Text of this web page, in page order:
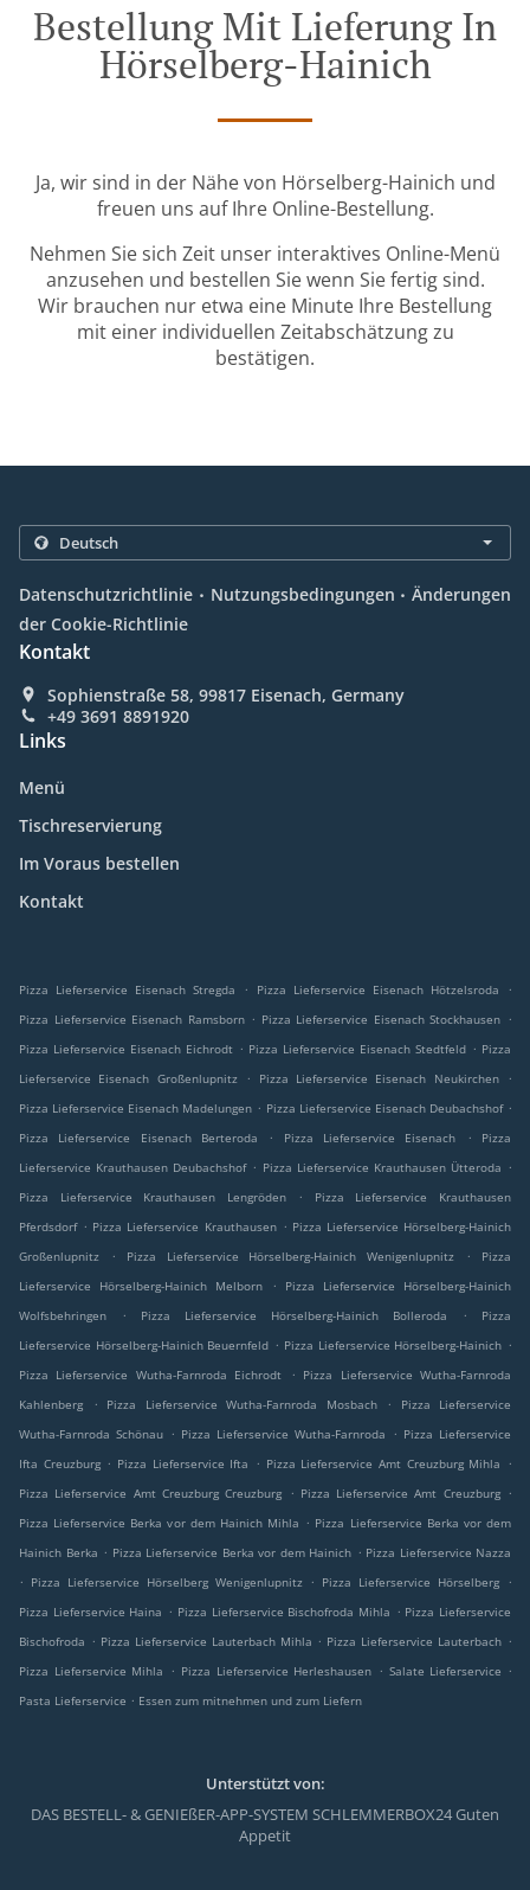
Bestellung Mit Lieferung In
Hörselberg-Hainich
Ja, wir sind in der Nähe von Hörselberg-Hainich und
freuen uns auf Ihre Online-Bestellung.
Nehmen Sie sich Zeit unser interaktives Online-Menü
anzusehen und bestellen Sie wenn Sie fertig sind.
Wir brauchen nur etwa eine Minute Ihre Bestellung
mit einer individuellen Zeitabschätzung zu
bestätigen.
Datenschutzrichtlinie . Nutzungsbedingungen . Änderungen
der Cookie-Richtlinie
Kontakt
Sophienstraße 58, 99817 Eisenach, Germany
+49 3691 8891920
Links
Menü
Tischreservierung
Im Voraus bestellen
Kontakt
Pizza Lieferservice Eisenach Stregda . Pizza Lieferservice Eisenach Hötzelsroda
.
Pizza Lieferservice Eisenach Ramsborn . Pizza Lieferservice Eisenach Stockhausen .
Pizza Lieferservice Eisenach Eichrodt . Pizza Lieferservice Eisenach Stedtfeld . Pizza
Lieferservice Eisenach Großenlupnitz
. Pizza Lieferservice Eisenach Neukirchen
.
Pizza Lieferservice Eisenach Madelungen . Pizza Lieferservice Eisenach Deubachshof .
Pizza Lieferservice Eisenach Berteroda
. Pizza Lieferservice Eisenach .
Pizza
Lieferservice Krauthausen Deubachshof . Pizza Lieferservice Krauthausen Ütteroda .
Pizza Lieferservice Krauthausen Lengröden
.
Pizza Lieferservice Krauthausen
Pferdsdorf . Pizza Lieferservice Krauthausen . Pizza Lieferservice Hörselberg-Hainich
Großenlupnitz
. Pizza Lieferservice Hörselberg-Hainich Wenigenlupnitz .
Pizza
Lieferservice Hörselberg-Hainich Melborn
.
Pizza Lieferservice Hörselberg-Hainich
Wolfsbehringen
. Pizza Lieferservice Hörselberg-Hainich Bolleroda .
Pizza
Lieferservice Hörselberg-Hainich Beuernfeld . Pizza Lieferservice Hörselberg-Hainich .
Pizza Lieferservice Wutha-Farnroda Eichrodt
. Pizza Lieferservice Wutha-Farnroda
Kahlenberg
. Pizza Lieferservice Wutha-Farnroda Mosbach .
Pizza Lieferservice
Wutha-Farnroda Schönau . Pizza Lieferservice Wutha-Farnroda . Pizza Lieferservice
Ifta Creuzburg . Pizza Lieferservice Ifta . Pizza Lieferservice Amt Creuzburg Mihla
.
Pizza Lieferservice Amt Creuzburg Creuzburg
. Pizza Lieferservice Amt Creuzburg .
Pizza Lieferservice Berka vor dem Hainich Mihla . Pizza Lieferservice Berka vor dem
Hainich Berka . Pizza Lieferservice Berka vor dem Hainich . Pizza Lieferservice Nazza
. Pizza Lieferservice Hörselberg Wenigenlupnitz . Pizza Lieferservice Hörselberg
.
Pizza Lieferservice Haina . Pizza Lieferservice Bischofroda Mihla . Pizza Lieferservice
Bischofroda . Pizza Lieferservice Lauterbach Mihla . Pizza Lieferservice Lauterbach .
Pizza Lieferservice Mihla
. Pizza Lieferservice Herleshausen . Salate Lieferservice .
Pasta Lieferservice . Essen zum mitnehmen und zum Liefern
Unterstützt von:
DAS BESTELL- & GENIEßER-APP-SYSTEM SCHLEMMERBOX24 Guten
Appetit